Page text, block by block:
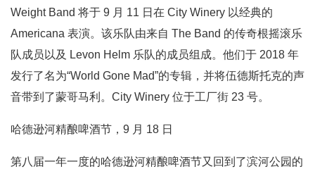
Weight Band 将于 9 月 11 日在 City Winery 以经典的
Americana 表演。该乐队由来自 The Band 的传奇根摇滚乐
队成员以及 Levon Helm 乐队的成员组成。他们于 2018 年
发行了名为“World Gone Mad”的专辑，并将伍德斯托克的声
音带到了蒙哥马利。City Winery 位于工厂街 23 号。
哈德逊河精酿啤酒节，9 月 18 日
第八届一年一度的哈德逊河精酿啤酒节又回到了滨河公园的